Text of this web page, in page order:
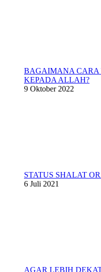
BAGAIMANA CARA
KEPADA ALLAH?
9 Oktober 2022
STATUS SHALAT
6 Juli 2021
AGAR LEBIH